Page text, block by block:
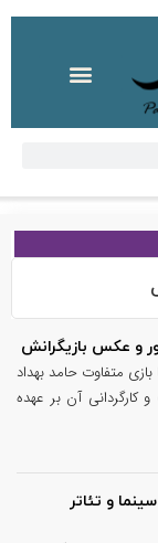
و عکس بازیگرانش
بازی متفاوت حامد بهداد
کارگردانی آن بر عهده
و تئاتر